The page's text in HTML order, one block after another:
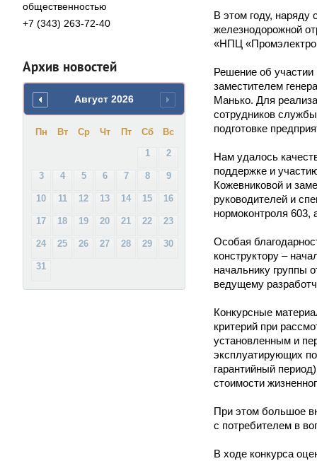
В этом году, наряду
железнодорожной
«НПЦ
Решение об
заместителем
Манько. Для
сотрудников
подготовке
Нам удалось
поддержке и
Кожевниковой и
руководителей и
нормоконтроля 603,
Особая
конструктору –
начальнику группы
ведущему
Конкурсные
критерий при
установленным и
эксплуатирующих
гарантийный
стоимости
При этом большое
с потребителем в
В ходе конкурса
общественностью
+7 (343) 263-72-40
Архив новостей
Август 2026
Пн Вт Ср Чт Пт Сб
Вс
1
2
3 4 5 6 7 8 9
10 11 12 13 14 15 16
17 18 19 20 21 22 23
24 25 26 27 28 29 30
31